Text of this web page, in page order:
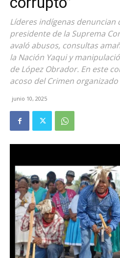
Líderes indígenas denuncian
presidente de la Suprema
avaló abusos, consultas
la Nación Yaqui y
de López Obrador. En este
acoso del Crimen
junio 10, 2025